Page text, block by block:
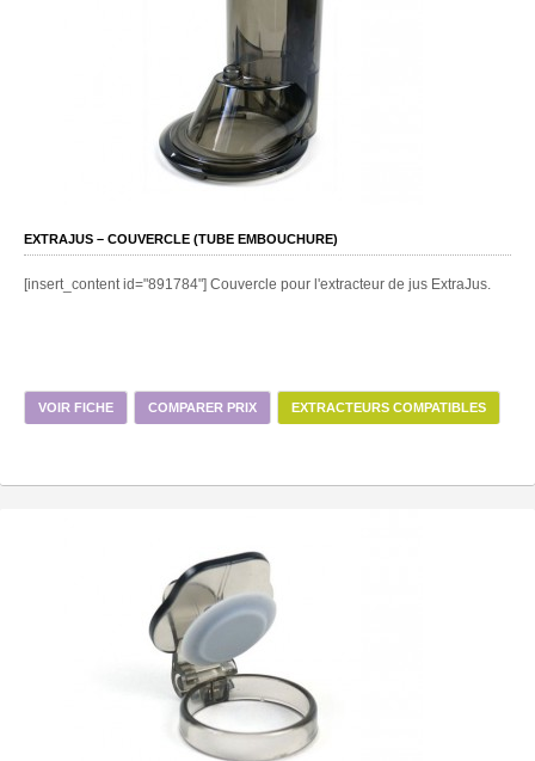
EXTRAJUS – COUVERCLE (TUBE EMBOUCHURE)
[insert_content id="891784"] Couvercle pour l'extracteur de jus ExtraJus.
VOIR FICHE COMPARER PRIX EXTRACTEURS COMPATIBLES